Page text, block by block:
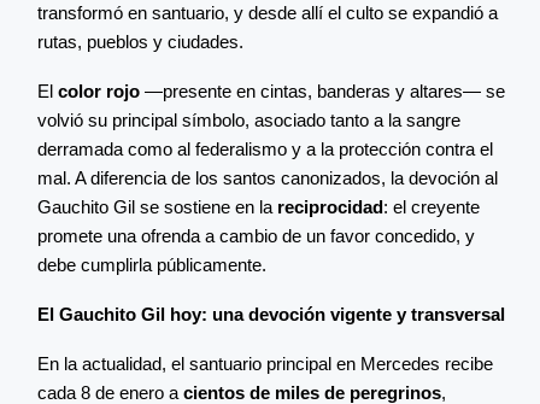
transformó en santuario, y desde allí el culto se expandió a
rutas, pueblos y ciudades.
El color rojo —presente en cintas, banderas y altares— se
volvió su principal símbolo, asociado tanto a la sangre
derramada como al federalismo y a la protección contra el
mal. A diferencia de los santos canonizados, la devoción al
Gauchito Gil se sostiene en la reciprocidad: el creyente
promete una ofrenda a cambio de un favor concedido, y
debe cumplirla públicamente.
El Gauchito Gil hoy: una devoción vigente y transversal
En la actualidad, el santuario principal en Mercedes recibe
cada 8 de enero a cientos de miles de peregrinos,